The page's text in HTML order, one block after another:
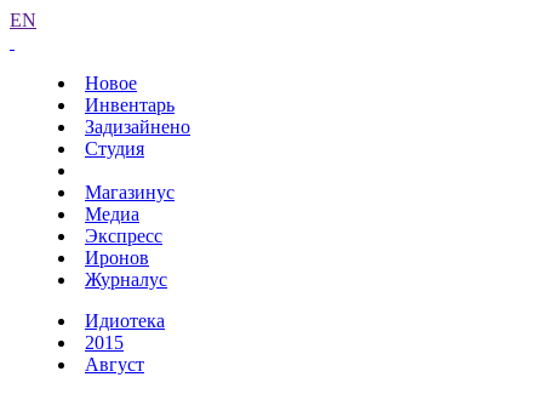
EN
Новое
Инвентарь
Задизайнено
Студия
Магазинус
Медиа
Экспресс
Иронов
Журналус
Идиотека
2015
Август